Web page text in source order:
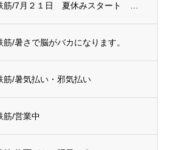
筋/暑さで脳がバカになります。
筋/暑気払い・邪気払い
筋/営業中